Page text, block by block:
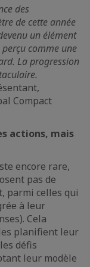
des
de cette année
un élément
comme une
La progression
Compact
actions, mais
encore rare,
pas de
parmi celles qui
à leur
Cela
planifient leur
défis
leur modèle